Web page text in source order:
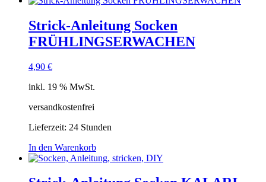
Strick-Anleitung Socken
FRÜHLINGSERWACHEN
4,90 €
inkl. 19 % MwSt.
versandkostenfrei
Lieferzeit: 24 Stunden
In den Warenkorb